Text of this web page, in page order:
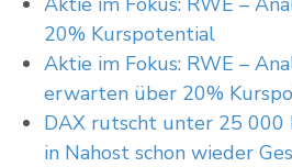
20% Kurspotential
Aktie im Fokus: RWE –
erwarten über 20%
DAX rutscht unter 25 000
in Nahost schon wieder